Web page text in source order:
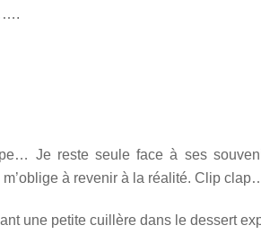
Je reste seule face à ses
à revenir à la réalité. Clip
une petite cuillère dans le dessert